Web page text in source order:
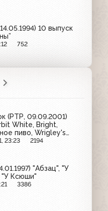
10 выпуск
752
(РТР, 09.09.2001)
White, Bright,
пиво, Wrigley's
Mirinda
23:23 2194
"Абзац", "У
"У Ксюши"
3386